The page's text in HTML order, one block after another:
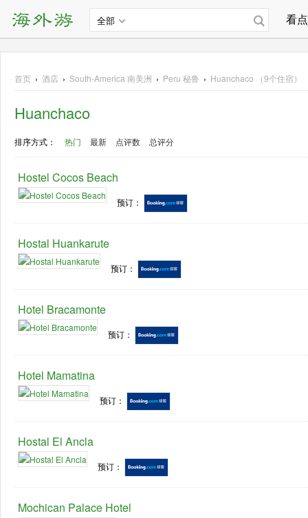
全部 看
首页 › 酒店 › South-America 南美洲 › Peru 秘鲁 › Huanchaco （9个住宿）
Huanchaco
排序方式： 热门 最新 点评数 总评分
Hostel Cocos Beach
预订：
Hostal Huankarute
预订：
Hotel Bracamonte
预订：
Hotel Mamatina
预订：
Hostal El Ancla
预订：
Mochican Palace Hotel